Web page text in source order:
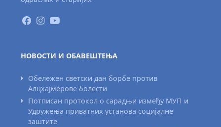
НОВОСТИ И ОБАВЕШТЕЊА
Обележен светски дан борбе против
Алцхајмерове болести
Потписан протокол о сарадњи између МУП и
Удружења приватних установа социјалне
заштите